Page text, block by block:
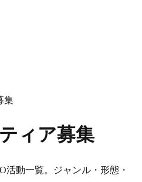
集
ィア募集
活動一覧。ジャンル・形態・